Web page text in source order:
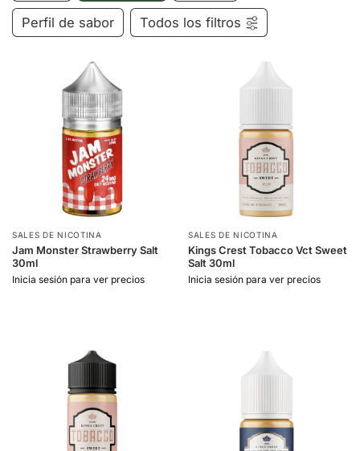
Perfil de sabor Todos los filtros
SALES DE NICOTINA
Jam Monster Strawberry Salt
30ml
Inicia sesión para ver precios
SALES DE NICOTINA
Kings Crest Tobacco Vct Sweet
Salt 30ml
Inicia sesión para ver precios